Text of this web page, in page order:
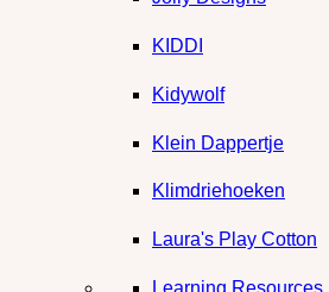
KIDDI
Kidywolf
Klein Dappertje
Klimdriehoeken
Laura's Play Cotton